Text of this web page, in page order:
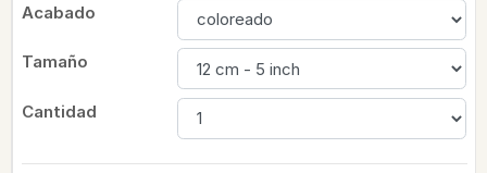
Acabado
Tamaño
Cantidad